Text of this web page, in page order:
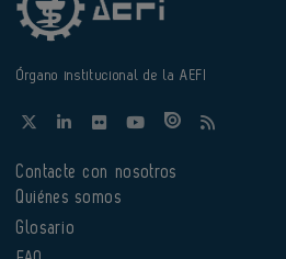
Órgano institucional de la AEFI
Contacte con nosotros
Quiénes somos
Glosario